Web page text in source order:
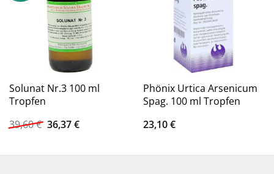
Solunat Nr.3 100 ml
Tropfen
39,60€ Ursprünglicher
Preis
39,60 €
36,37€Aktueller
36,37 €.
Phönix Urtica Arsenicum
Spag. 100 ml Tropfen
23,10€